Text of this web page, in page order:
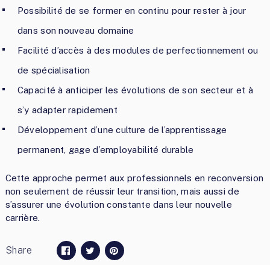
Possibilité de se former en continu pour rester à jour
dans son nouveau domaine
Facilité d’accès à des modules de perfectionnement ou
de spécialisation
Capacité à anticiper les évolutions de son secteur et à
s’y adapter rapidement
Développement d’une culture de l’apprentissage
permanent, gage d’employabilité durable
Cette approche permet aux professionnels en reconversion
non seulement de réussir leur transition, mais aussi de
s’assurer une évolution constante dans leur nouvelle
carrière.
Share